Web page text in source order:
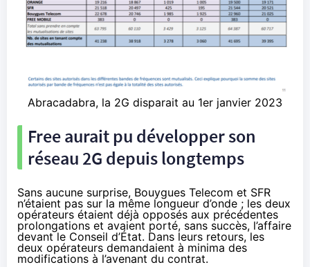
Abracadabra, la 2G disparait au 1er janvier 2023
Free aurait pu développer son
réseau 2G depuis longtemps
Sans aucune surprise, Bouygues Telecom et SFR
n’étaient pas sur la même longueur d’onde ; les deux
opérateurs étaient déjà opposés aux précédentes
prolongations et avaient porté, sans succès, l’affaire
devant le Conseil d’État. Dans leurs retours, les
deux opérateurs demandaient à minima des
modifications à l’avenant du contrat.